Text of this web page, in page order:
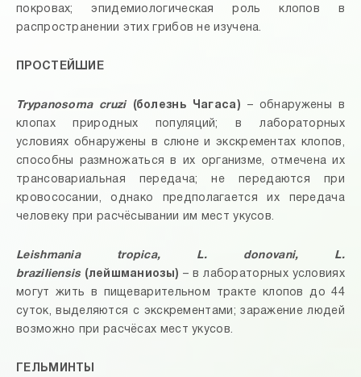
покровах; эпидемиологическая роль клопов в
распространении этих грибов не изучена.
ПРОСТЕЙШИЕ
Trypanosoma cruzi(болезнь Чагаса) – обнаружены в
клопах природных популяций; в лабораторных
условиях обнаружены в слюне и экскрементах клопов,
способны размножаться в их организме, отмечена их
трансовариальная передача; не передаются при
кровососании, однако предполагается их передача
человеку при расчёсывании им мест укусов.
Leishmania tropica, L. donovani, L.
braziliensis (лейшманиозы) – в лабораторных условиях
могут жить в пищеварительном тракте клопов до 44
суток, выделяются с экскрементами; заражение людей
возможно при расчёсах мест укусов.
ГЕЛЬМИНТЫ